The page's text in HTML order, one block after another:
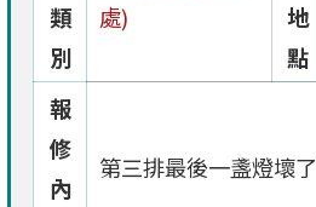
類
別
處)
地
點
報
修
內
第三排最後一盞燈壞了